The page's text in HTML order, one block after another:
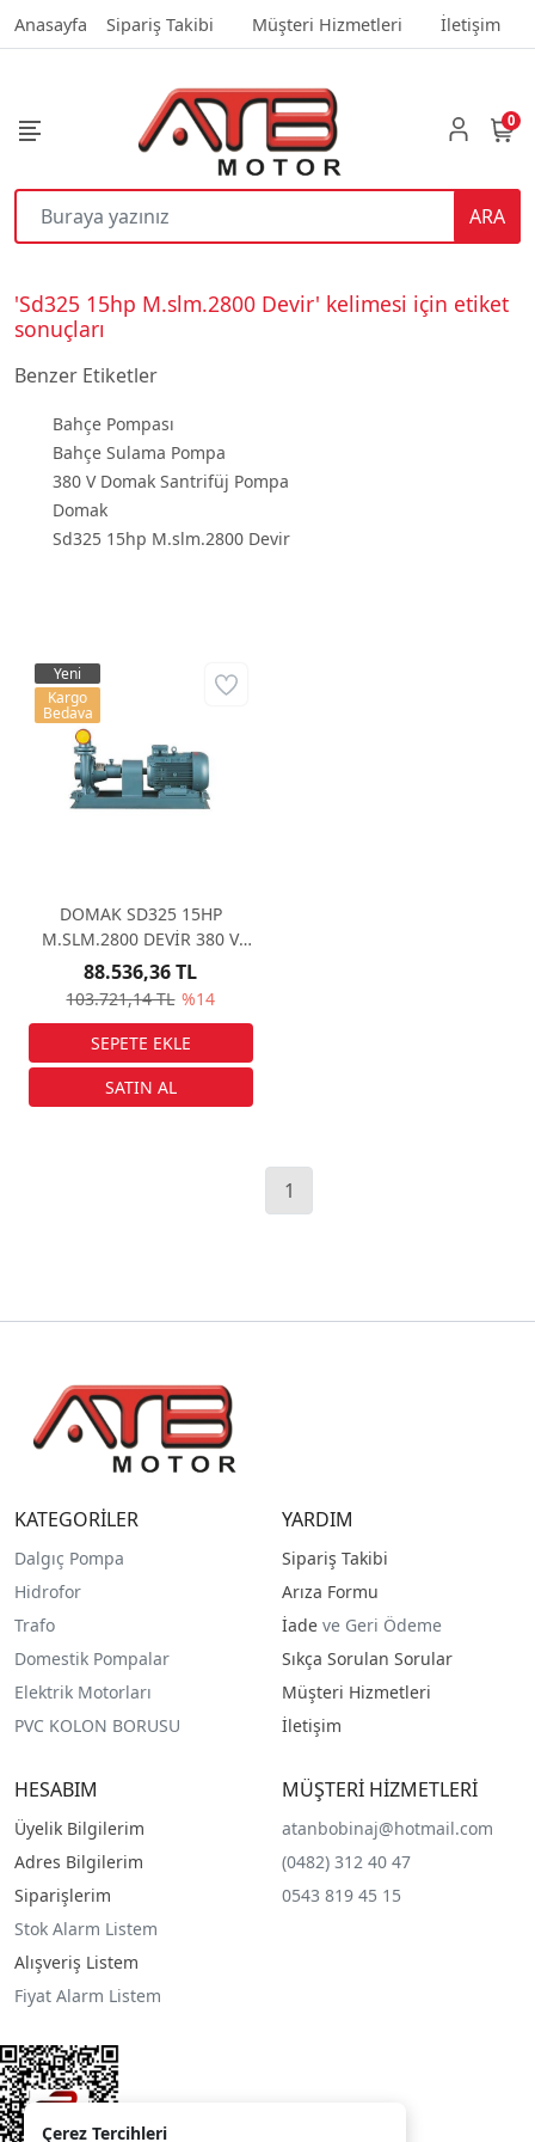
Anasayfa Sipariş Takibi Müşteri Hizmetleri İletişim
ARA
0
'Sd325 15hp M.slm.2800 Devir' kelimesi için etiket
sonuçları
Benzer Etiketler
Bahçe Pompası
Bahçe Sulama Pompa
380 V Domak Santrifüj Pompa
Domak
Sd325 15hp M.slm.2800 Devir
DOMAK SD325 15HP
M.SLM.2800 DEVİR 380 V
TRİFAZE SANTRİFÜJ POMPA
103.721,14 TL %14
88.536,36 TL
Yeni
Kargo
Bedava
1
KATEGORİLER
Dalgıç Pompa
Hidrofor
Trafo
Domestik Pompalar
Elektrik Motorları
PVC KOLON BORUSU
YARDIM
Sipariş Takibi
Arıza Formu
İade ve Geri Ödeme
Sıkça Sorulan Sorular
Müşteri Hizmetleri
İletişim
HESABIM
Üyelik Bilgilerim
Adres Bilgilerim
Siparişlerim
Stok Alarm Listem
Alışveriş Listem
Fiyat Alarm Listem
MÜŞTERİ HİZMETLERİ
atanbobinaj@hotmail.com
(0482) 312 40 47
0543 819 45 15
Çerez Tercihleri